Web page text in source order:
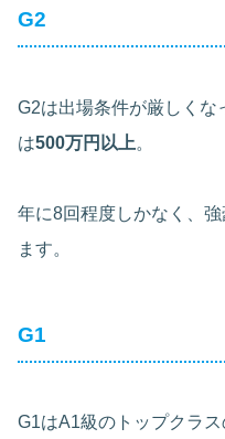
G2
G2は出場条件が厳しくな
は500万円以上。
年に8回程度しかなく、
ます。
G1
G1はA1級のトップクラ